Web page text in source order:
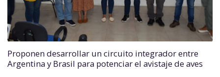
Proponen desarrollar un circuito integrador entre
Argentina y Brasil para potenciar el avistaje de aves